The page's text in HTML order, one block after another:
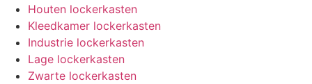
Houten lockerkasten
Kleedkamer lockerkasten
Industrie lockerkasten
Lage lockerkasten
Zwarte lockerkasten